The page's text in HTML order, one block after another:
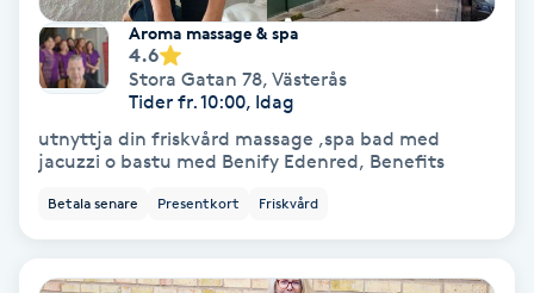
Permanent hårborttagning
Permanent ögonbrynsmakeup
Personal shopper
Personlig tränare
Picolaser
Aroma massage & spa
4.6
Stora Gatan 78, Västerås
Tider fr. 10:00, Idag
utnyttja din friskvård massage ,spa bad med
jacuzzi o bastu med Benify Edenred, Benefits
Betala senare Presentkort Friskvård